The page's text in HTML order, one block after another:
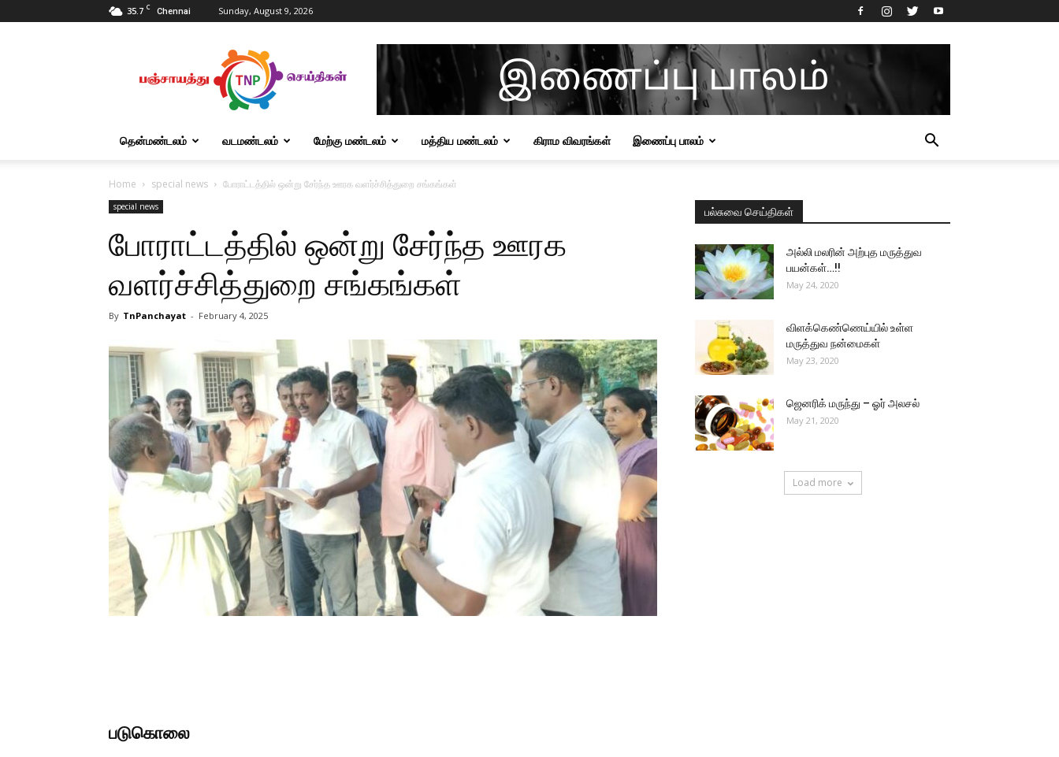
35.7 C Chennai Sunday, August 9, 2026
Tnpanchayat
தென்மண்டலம் வடமண்டலம் மேற்கு மண்டலம் மத்திய மண்டலம் கிராம விவரங்கள் இணைப்பு பாலம்
Home special news போராட்டத்தில் ஒன்று சேர்ந்த ஊரக வளர்ச்சித்துறை சங்கங்கள்
special news
போராட்டத்தில் ஒன்று சேர்ந்த ஊரக
வளர்ச்சித்துறை சங்கங்கள்
By TnPanchayat - February 4, 2025
படுகொலை
பல்சுவை செய்திகள்
அல்லி மலரின் அற்புத மருத்துவ
பயன்கள்…!!
May 24, 2020
விளக்கெண்ணெய்யில் உள்ள
மருத்துவ நன்மைகள்
May 23, 2020
ஜெனரிக் மருந்து – ஓர் அலசல்
May 21, 2020
Load more